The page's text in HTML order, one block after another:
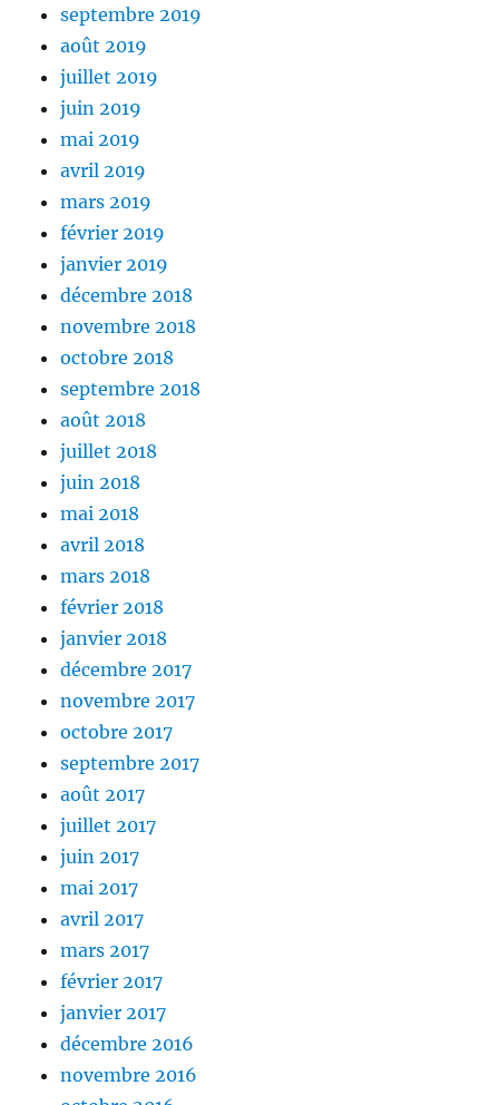
septembre 2019
août 2019
juillet 2019
juin 2019
mai 2019
avril 2019
mars 2019
février 2019
janvier 2019
décembre 2018
novembre 2018
octobre 2018
septembre 2018
août 2018
juillet 2018
juin 2018
mai 2018
avril 2018
mars 2018
février 2018
janvier 2018
décembre 2017
novembre 2017
octobre 2017
septembre 2017
août 2017
juillet 2017
juin 2017
mai 2017
avril 2017
mars 2017
février 2017
janvier 2017
décembre 2016
novembre 2016